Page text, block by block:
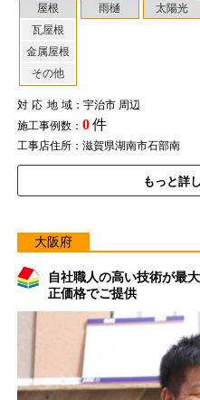
屋根
瓦屋根
金属屋根
その他
雨樋 太陽光
対応地域：宇治市 周辺
施工事例数： 0件
工事店住所：滋賀県湖南市石部南
もっと詳
大阪府
自社職人の高い技術が最
正価格でご提供